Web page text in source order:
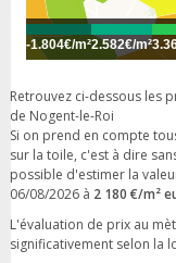
-1.804€/m²2.582€/m²
Retrouvez ci-dessous les
de Nogent-le-Roi
Si on prend en compte
sur la toile, c'est à dire
possible d'estimer la
06/08/2026 à 2 180 €/m²
L'évaluation de prix au
significativement selon la